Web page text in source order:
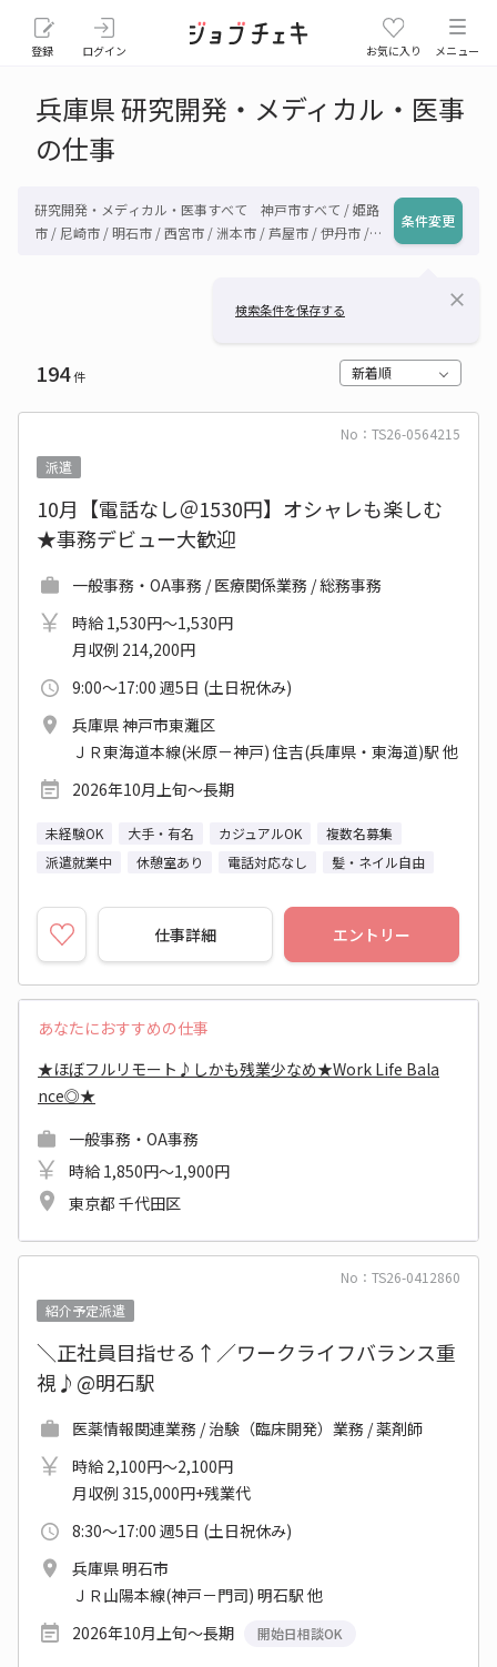
登録 ログイン お気に入り メニュー
兵庫県 研究開発・メディカル・医事
の仕事
研究開発・メディカル・医事すべて 神戸市すべて / 姫路
市 / 尼崎市 / 明石市 / 西宮市 / 洲本市 / 芦屋市 / 伊丹市 /
山市 / 養父市 / 丹波市 / 南あわじ市 / 朝来市 / 淡路市 / 宍
崎町 / 神崎郡神河町 / 揖保郡太子町 / 赤穂郡上郡町 / 佐用
条件変更
検索条件を保存する close
194件 新着順
No：TS26-0564215
派遣
10月【電話なし＠1530円】オシャレも楽しむ
★事務デビュー大歓迎
一般事務・OA事務 / 医療関係業務 / 総務事務
時給 1,530円～1,530円
月収例 214,200円
9:00～17:00 週5日 (土日祝休み)
兵庫県 神戸市東灘区
ＪＲ東海道本線(米原－神戸) 住吉(兵庫県・東海道)駅 他
2026年10月上旬～長期
未経験OK 大手・有名 カジュアルOK
複数名募集
派遣就業中
休憩室あり 電話対応なし 髪・ネイル自由
仕事詳細 エントリー
あなたにおすすめの仕事
★ほぼフルリモート♪しかも残業少なめ★Work Life Bala
nce◎★
一般事務・OA事務
時給 1,850円～1,900円
東京都 千代田区
No：TS26-0412860
紹介予定派遣
＼正社員目指せる↑／ワークライフバランス重
視♪@明石駅
医薬情報関連業務 / 治験（臨床開発）業務 / 薬剤師
時給 2,100円～2,100円
月収例 315,000円+残業代
8:30～17:00 週5日 (土日祝休み)
兵庫県 明石市
ＪＲ山陽本線(神戸－門司) 明石駅 他
2026年10月上旬～長期
開始日相談OK